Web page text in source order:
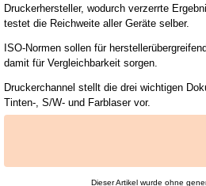
Druckerhersteller, wodurch verzerrte
testet die Reichweite aller Geräte selber.
ISO-Normen sollen für
damit für Vergleichbarkeit sorgen.
Druckerchannel stellt die drei wichtigen
Tinten-, S/W- und Farblaser vor.
Dieser Artikel wurde ohne